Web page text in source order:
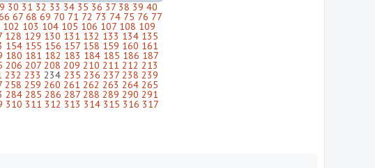
30 31 32 33 34 35 36 37 38 39 40
67 68 69 70 71 72 73 74 75 76 77
102 103 104 105 106 107 108 109
128 129 130 131 132 133 134 135
154 155 156 157 158 159 160 161
180 181 182 183 184 185 186 187
206 207 208 209 210 211 212 213
232 233 234 235 236 237 238 239
258 259 260 261 262 263 264 265
284 285 286 287 288 289 290 291
310 311 312 313 314 315 316 317